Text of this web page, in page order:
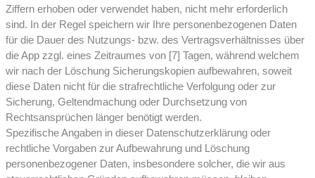
Ziffern erhoben oder verwendet haben, nicht mehr erforderlich
sind. In der Regel speichern wir Ihre personenbezogenen Daten
für die Dauer des Nutzungs- bzw. des Vertragsverhältnisses über
die App zzgl. eines Zeitraumes von [7] Tagen, während welchem
wir nach der Löschung Sicherungskopien aufbewahren, soweit
diese Daten nicht für die strafrechtliche Verfolgung oder zur
Sicherung, Geltendmachung oder Durchsetzung von
Rechtsansprüchen länger benötigt werden.
Spezifische Angaben in dieser Datenschutzerklärung oder
rechtliche Vorgaben zur Aufbewahrung und Löschung
personenbezogener Daten, insbesondere solcher, die wir aus